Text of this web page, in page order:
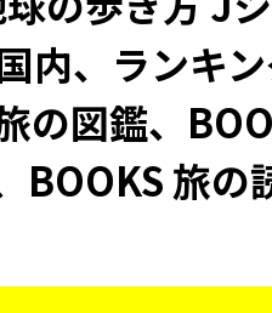
内、ランキ
の図鑑、
BOOKS 旅の